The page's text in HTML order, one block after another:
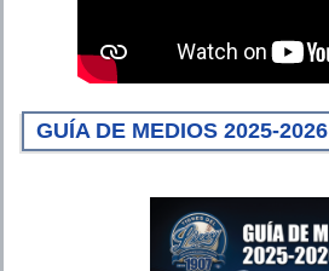
GUÍA DE MEDIOS 2025-2026